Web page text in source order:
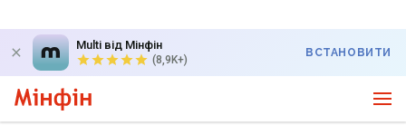
Multi від Мінфін
(8,9K+)
ВСТАНОВИТИ